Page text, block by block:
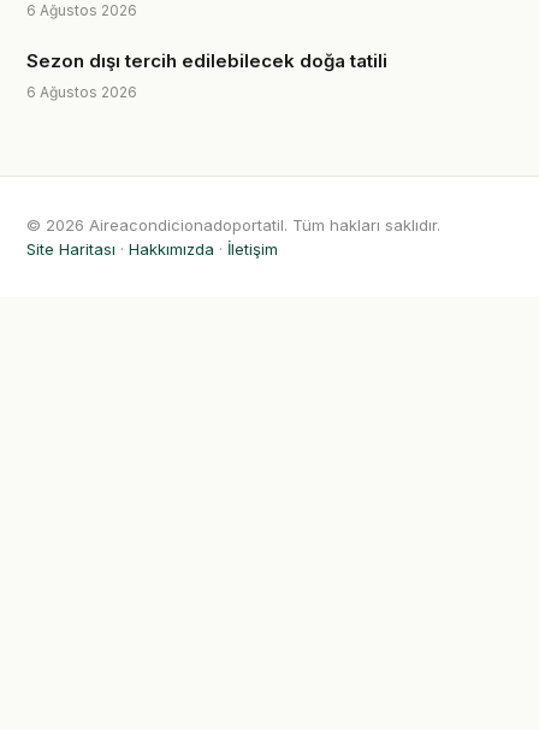
6 Ağustos 2026
Sezon dışı tercih edilebilecek doğa tatili
6 Ağustos 2026
© 2026 Aireacondicionadoportatil. Tüm hakları saklıdır.
Site Haritası · Hakkımızda · İletişim